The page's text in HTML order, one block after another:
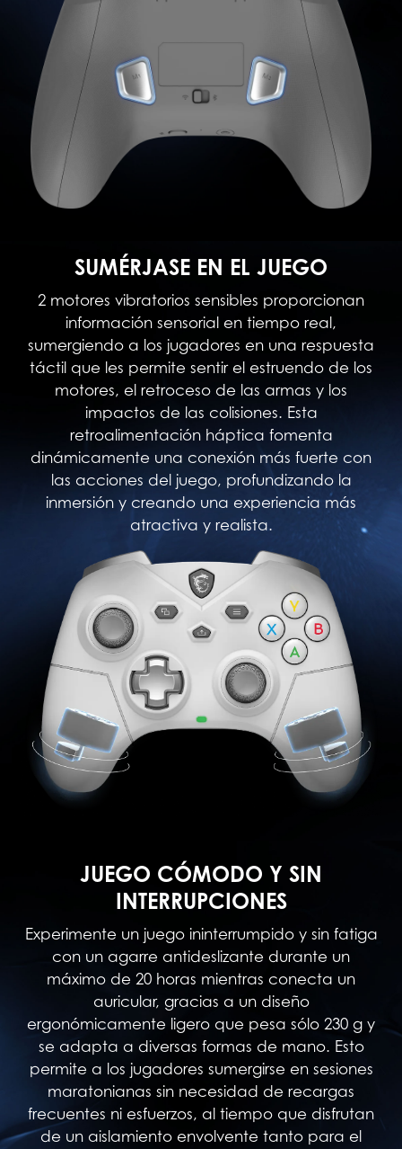
SUMÉRJASE EN EL JUEGO
2 motores vibratorios sensibles proporcionan
información sensorial en tiempo real,
sumergiendo a los jugadores en una respuesta
táctil que les permite sentir el estruendo de los
motores, el retroceso de las armas y los
impactos de las colisiones. Esta
retroalimentación háptica fomenta
dinámicamente una conexión más fuerte con
las acciones del juego, profundizando la
inmersión y creando una experiencia más
atractiva y realista.
JUEGO CÓMODO Y SIN
INTERRUPCIONES
Experimente un juego ininterrumpido y sin fatiga
con un agarre antideslizante durante un
máximo de 20 horas mientras conecta un
auricular, gracias a un diseño
ergonómicamente ligero que pesa sólo 230 g y
se adapta a diversas formas de mano. Esto
permite a los jugadores sumergirse en sesiones
maratonianas sin necesidad de recargas
frecuentes ni esfuerzos, al tiempo que disfrutan
de un aislamiento envolvente tanto para el